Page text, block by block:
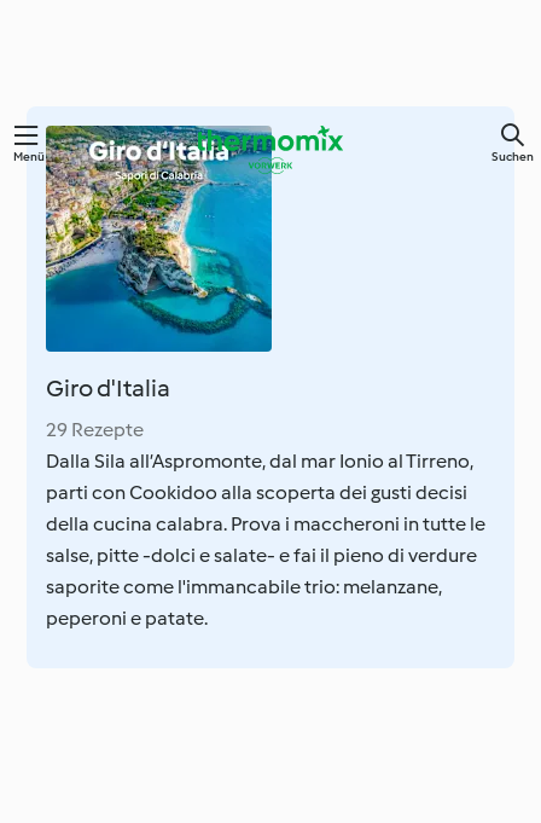
Springe
Hauptinhalt
Menü Suchen
Giro d'Italia
29 Rezepte
Dalla Sila all’Aspromonte, dal mar Ionio al Tirreno,
parti con Cookidoo alla scoperta dei gusti decisi
della cucina calabra. Prova i maccheroni in tutte le
salse, pitte -dolci e salate- e fai il pieno di verdure
saporite come l'immancabile trio: melanzane,
peperoni e patate.